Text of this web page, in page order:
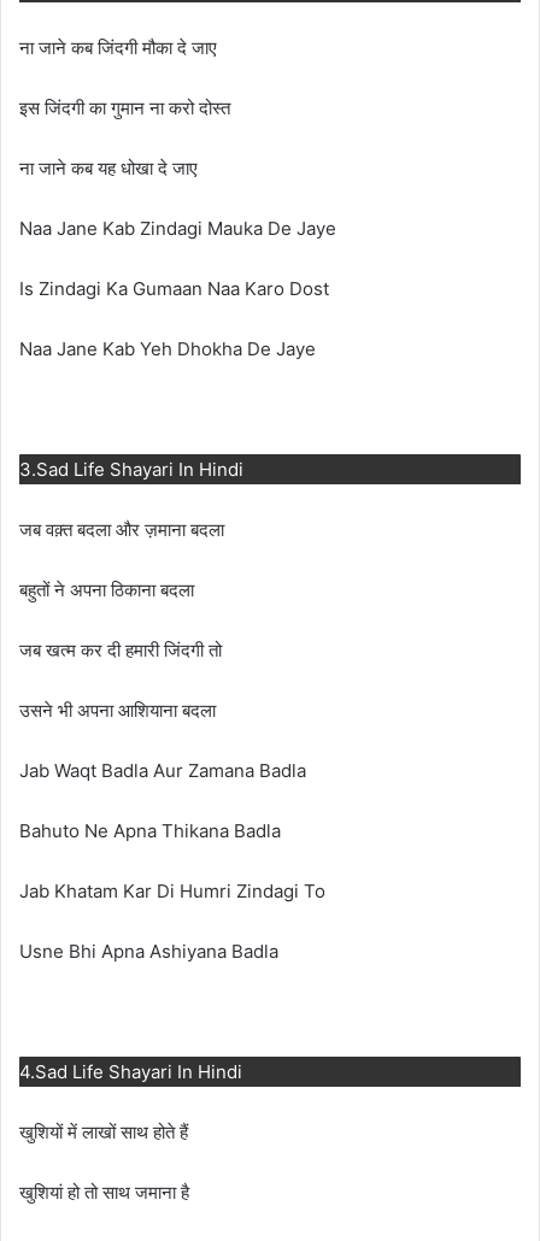
ना जाने कब जिंदगी मौका दे जाए
इस जिंदगी का गुमान ना करो दोस्त
ना जाने कब यह धोखा दे जाए
Naa Jane Kab Zindagi Mauka De Jaye
Is Zindagi Ka Gumaan Naa Karo Dost
Naa Jane Kab Yeh Dhokha De Jaye
3.Sad Life Shayari In Hindi
जब वक़्त बदला और ज़माना बदला
बहुतों ने अपना ठिकाना बदला
जब खत्म कर दी हमारी जिंदगी तो
उसने भी अपना आशियाना बदला
Jab Waqt Badla Aur Zamana Badla
Bahuto Ne Apna Thikana Badla
Jab Khatam Kar Di Humri Zindagi To
Usne Bhi Apna Ashiyana Badla
4.Sad Life Shayari In Hindi
खुशियों में लाखों साथ होते हैं
खुशियां हो तो साथ जमाना है